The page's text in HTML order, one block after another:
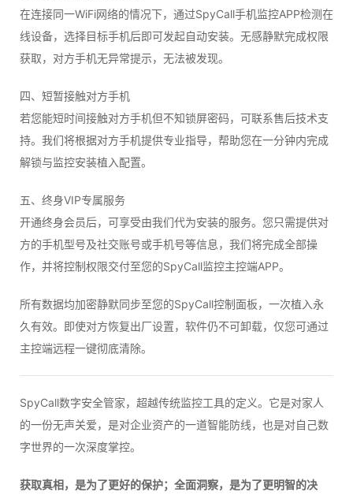
在连接同一WiFi网络的情况下，通过SpyCall手机监控APP检测在
线设备，选择目标手机后即可发起自动安装。无感静默完成权限
获取，对方手机无异常提示，无法被发现。
四、短暂接触对方手机
若您能短时间接触对方手机但不知锁屏密码，可联系售后技术支
持。我们将根据对方手机提供专业指导，帮助您在一分钟内完成
解锁与监控安装植入配置。
五、终身VIP专属服务
开通终身会员后，可享受由我们代为安装的服务。您只需提供对
方的手机型号及社交账号或手机号等信息，我们将完成全部操
作，并将控制权限交付至您的SpyCall监控主控端APP。
所有数据均加密静默同步至您的SpyCall控制面板，一次植入永
久有效。即使对方恢复出厂设置，软件仍不可卸载，仅您可通过
主控端远程一键彻底清除。
SpyCall数字安全管家，超越传统监控工具的定义。它是对家人
的一份无声关爱，是对企业资产的一道智能防线，也是对自己数
字世界的一次深度掌控。
获取真相，是为了更好的保护；全面洞察，是为了更明智的决